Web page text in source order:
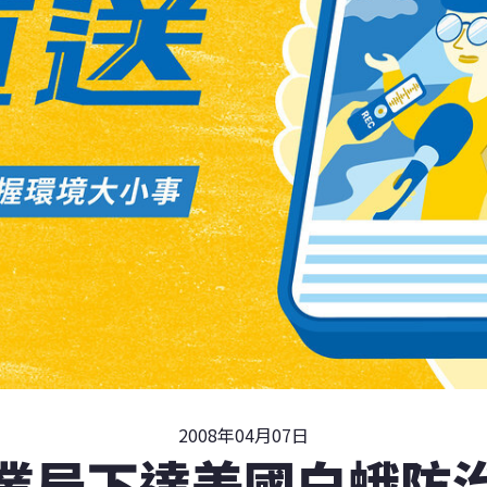
2008年04月07日